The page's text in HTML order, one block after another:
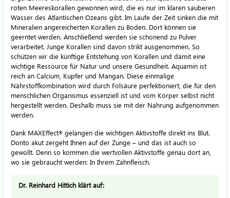
roten Meereskorallen gewonnen wird, die es nur im klaren sauberen
Wasser des Atlantischen Ozeans gibt. Im Laufe der Zeit sinken die mit
Mineralien angereicherten Korallen zu Boden. Dort können sie
geerntet werden. Anschließend werden sie schonend zu Pulver
verarbeitet. Junge Korallen sind davon strikt ausgenommen. So
schützen wir die künftige Entstehung von Korallen und damit eine
wichtige Ressource für Natur und unsere Gesundheit. Aquamin ist
reich an Calcium, Kupfer und Mangan. Diese einmalige
Nährstoffkombination wird durch Folsäure perfektioniert, die für den
menschlichen Organismus essenziell ist und vom Körper selbst nicht
hergestellt werden. Deshalb muss sie mit der Nahrung aufgenommen
werden.
Dank MAXEffect® gelangen die wichtigen Aktivstoffe direkt ins Blut.
Donto akut zergeht Ihnen auf der Zunge – und das ist auch so
gewollt. Denn so kommen die wertvollen Aktivstoffe genau dort an,
wo sie gebraucht werden: In Ihrem Zahnfleisch.
Dr. Reinhard Hittich klärt auf: